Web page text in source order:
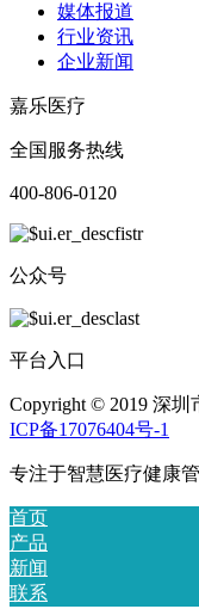
媒体报道
行业资讯
企业新闻
嘉乐医疗
全国服务热线
400-806-0120
公众号
平台入口
Copyright © 2019 深
ICP备17076404号-1
专注于智慧医疗健康
首页
产品
新闻
联系